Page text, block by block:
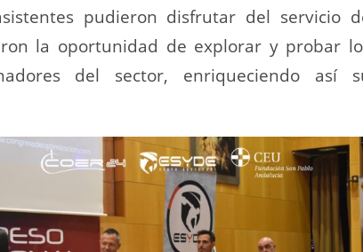
pudieron disfrutar del servicio
la oportunidad de explorar y probar
del sector, enriqueciendo así